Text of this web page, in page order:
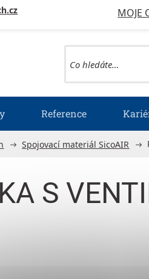
MOJE
Reference
Spojovací materiál SicoAIR
S